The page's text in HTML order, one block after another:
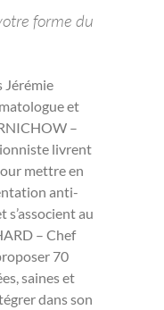
forme du
Jérémie
et
–
livrent
mettre en
anti-
s’associent au
– Chef
70
saines et
dans son